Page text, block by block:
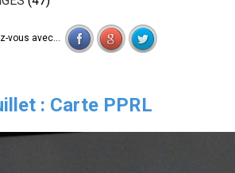
vous avec...
: Carte PPRL